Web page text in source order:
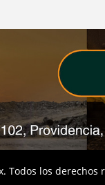
Todos los derechos